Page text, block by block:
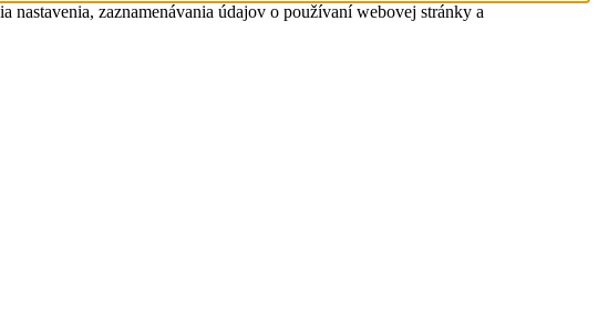
nastavenia, zaznamenávania údajov o používaní webovej stránky a